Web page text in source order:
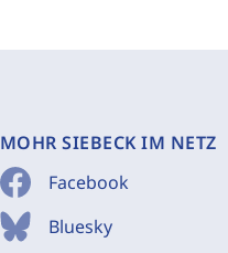
MOHR SIEBECK IM NETZ
Facebook
Bluesky